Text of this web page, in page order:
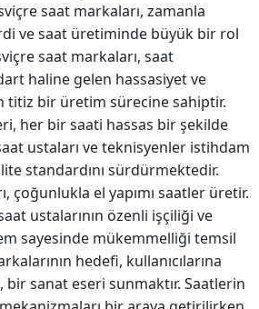
saat markaları, zamanla
ve saat üretiminde büyük bir rol
saat markaları, saat
haline gelen hassasiyet ve
titiz bir üretim sürecine sahiptir.
her bir saati hassas bir şekilde
ustaları ve teknisyenler istihdam
standardını sürdürmektedir.
çoğunlukla el yapımı saatler üretir.
ustalarının özenli işçiliği ve
sayesinde mükemmelliği temsil
hedefi, kullanıcılarına
sanat eseri sunmaktır. Saatlerin